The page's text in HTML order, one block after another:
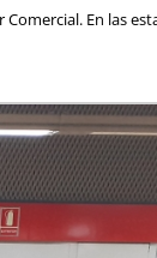
En las